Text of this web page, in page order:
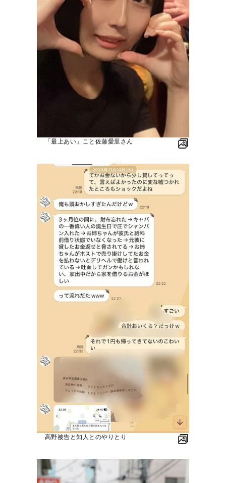
「最上あい」こと佐藤愛里さん
高野被告と知人とのやりとり